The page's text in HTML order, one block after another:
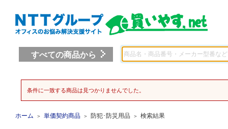
すべての商品から
条件に一致する商品は見つかりませんでした。
ホーム ＞ 単価契約商品 ＞ 防犯･防災用品 ＞ 検索結果